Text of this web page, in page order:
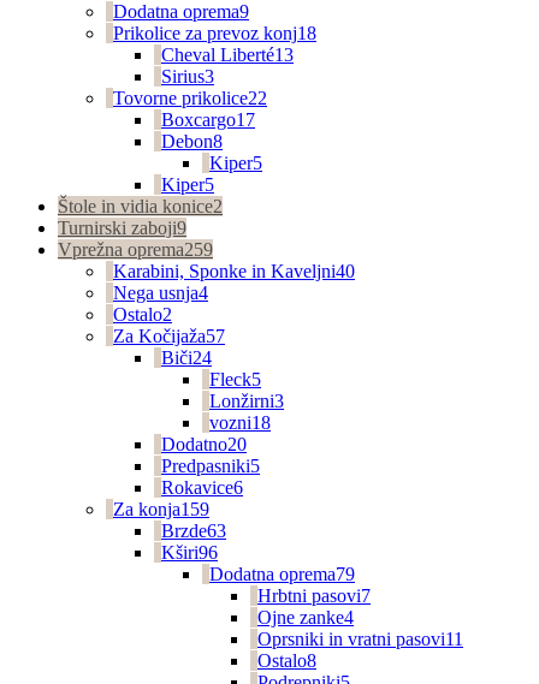
Dodatna oprema9
Prikolice za prevoz konj18
Cheval Liberté13
Sirius3
Tovorne prikolice22
Boxcargo17
Debon8
Kiper5
Kiper5
Štole in vidia konice2
Turnirski zaboji9
Vprežna oprema259
Karabini, Sponke in Kaveljni40
Nega usnja4
Ostalo2
Za Kočijaža57
Biči24
Fleck5
Lonžirni3
vozni18
Dodatno20
Predpasniki5
Rokavice6
Za konja159
Brzde63
Kširi96
Dodatna oprema79
Hrbtni pasovi7
Ojne zanke4
Oprsniki in vratni pasovi11
Ostalo8